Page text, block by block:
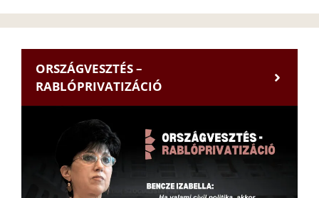
ORSZÁGVESZTÉS –
RABLÓPRIVATIZÁCIÓ